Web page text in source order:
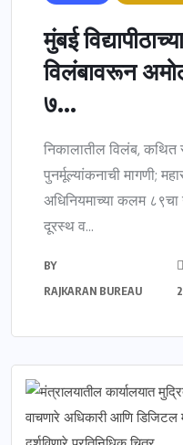
मुंबई
विलंबावरून
७...
निकालातील विलंब, कथित
पुनर्मूल्यांकनाची मागणी;
अधिनियमाच्या कलम ८९चा
दूरस्थ व...
BY
RAJKARAN BUREAU